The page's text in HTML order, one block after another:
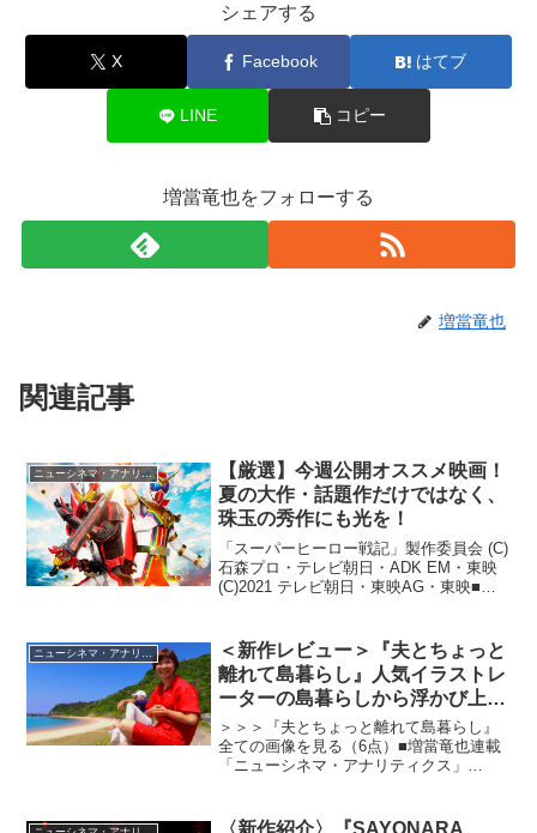
シェアする
X Facebook はてブ
LINE コピー
増當竜也をフォローする
増當竜也
関連記事
ニューシネマ・アナリティクス
【厳選】今週公開オススメ映画！
夏の大作・話題作だけではなく、
珠玉の秀作にも光を！
「スーパーヒーロー戦記」製作委員会 (C)
石森プロ・テレビ朝日・ADK EM・東映
(C)2021 テレビ朝日・東映AG・東映■増
撮作品などが2021年7月22日から続...
＜新作レビュー＞『夫とちょっと
離れて島暮らし』人気イラストレ
ーターの島暮らしから浮かび上が
るコミュニケーションの大切さ
＞＞＞『夫とちょっと離れて島暮らし』
全ての画像を見る（6点）■増當竜也連載
「ニューシネマ・アナリティクス」
児島県の奄美群島・加計呂麻島に期間限
〈新作紹介〉『SAYONARA